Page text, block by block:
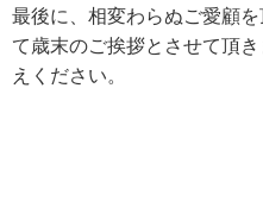
最後に、相変わらぬご愛顧
て歳末のご挨拶とさせて頂
えください。